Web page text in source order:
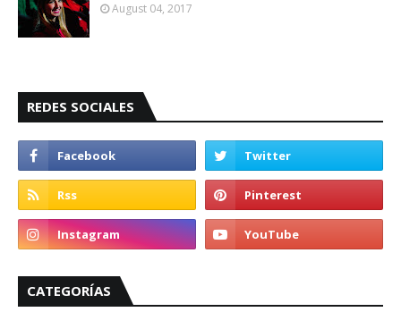
August 04, 2017
REDES SOCIALES
CATEGORÍAS